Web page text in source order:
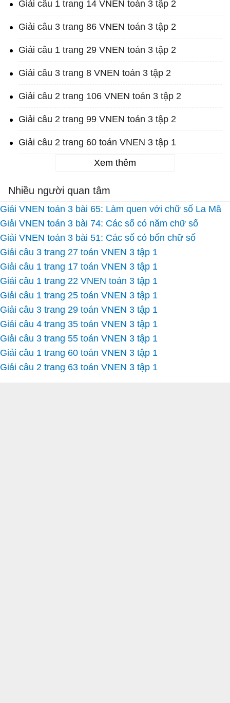
Giải câu 1 trang 14 VNEN toán 3 tập 2
Giải câu 3 trang 86 VNEN toán 3 tập 2
Giải câu 1 trang 29 VNEN toán 3 tập 2
Giải câu 3 trang 8 VNEN toán 3 tập 2
Giải câu 2 trang 106 VNEN toán 3 tập 2
Giải câu 2 trang 99 VNEN toán 3 tập 2
Giải câu 2 trang 60 toán VNEN 3 tập 1
Xem thêm
Nhiều người quan tâm
Giải VNEN toán 3 bài 65: Làm quen với chữ số La Mã
Giải VNEN toán 3 bài 74: Các số có năm chữ số
Giải VNEN toán 3 bài 51: Các số có bốn chữ số
Giải câu 3 trang 27 toán VNEN 3 tập 1
Giải câu 1 trang 17 toán VNEN 3 tập 1
Giải câu 1 trang 22 VNEN toán 3 tập 1
Giải câu 1 trang 25 toán VNEN 3 tập 1
Giải câu 3 trang 29 toán VNEN 3 tập 1
Giải câu 4 trang 35 toán VNEN 3 tập 1
Giải câu 3 trang 55 toán VNEN 3 tập 1
Giải câu 1 trang 60 toán VNEN 3 tập 1
Giải câu 2 trang 63 toán VNEN 3 tập 1